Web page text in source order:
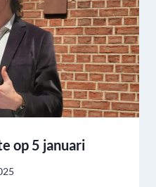
op 5 januari